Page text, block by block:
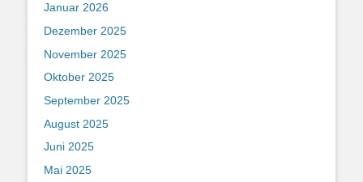
Januar 2026
Dezember 2025
November 2025
Oktober 2025
September 2025
August 2025
Juni 2025
Mai 2025